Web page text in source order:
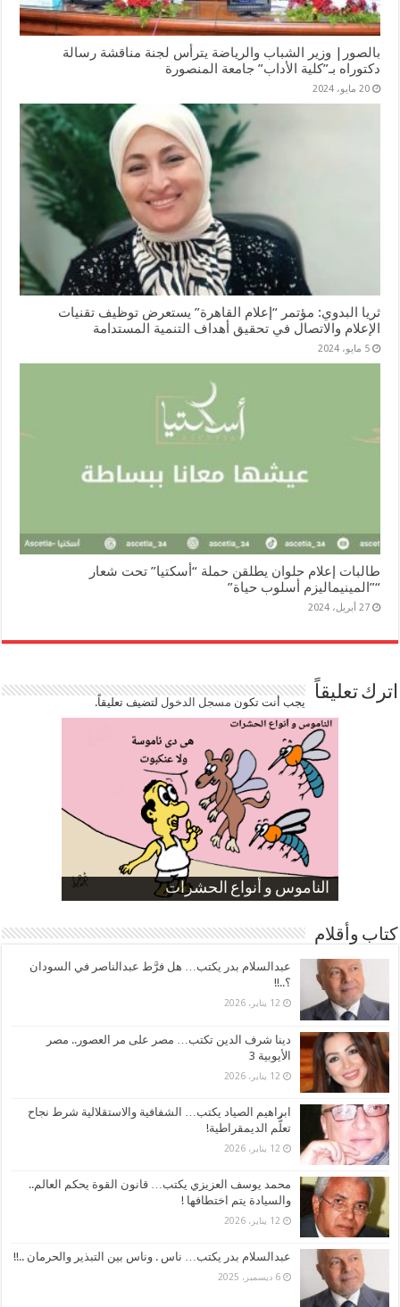
بالصور| وزير الشباب والرياضة يترأس لجنة مناقشة رسالة
دكتوراه بـ”كلية الأداب” جامعة المنصورة
20 مايو، 2024
ثريا البدوي: مؤتمر “إعلام القاهرة” يستعرض توظيف تقنيات
الإعلام والاتصال في تحقيق أهداف التنمية المستدامة
5 مايو، 2024
طالبات إعلام حلوان يطلقن حملة “أسكتيا” تحت شعار
“”المينيماليزم أسلوب حياة”
27 أبريل، 2024
اترك تعليقاً يجب أنت تكون مسجل الدخوللتضيف تعليقاً.
الناموس و أنواع الحشرات
الموظفين بعد ارتفاع الأسعار
ارتفاع نسبة الطلاق في مصر
صورة كاركاتيرية
صورة كاركاتيرية
كتاب وأقلام
عبدالسلام بدر يكتب… هل فرَّط عبدالناصر في السودان
؟..!!
12 يناير، 2026
دينا شرف الدين تكتب… مصر على مر العصور.. مصر
الأيوبية 3
12 يناير، 2026
ابراهيم الصياد يكتب… الشفافية والاستقلالية شرط نجاح
تعلُّم الديمقراطية!
12 يناير، 2026
محمد يوسف العزيزي يكتب… قانون القوة يحكم العالم..
والسيادة يتم اختطافها !
12 يناير، 2026
عبدالسلام بدر يكتب… ناس . وناس بين التبذير والحرمان ..!!
6 ديسمبر، 2025